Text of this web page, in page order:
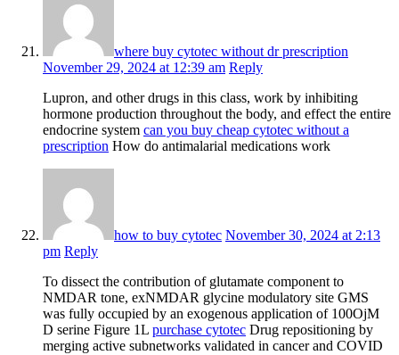
where buy cytotec without dr prescription
November 29, 2024 at 12:39 am Reply
Lupron, and other drugs in this class, work by inhibiting
hormone production throughout the body, and effect the entire
endocrine system can you buy cheap cytotec without a
prescription How do antimalarial medications work
how to buy cytotec November 30, 2024 at 2:13
pm Reply
To dissect the contribution of glutamate component to
NMDAR tone, exNMDAR glycine modulatory site GMS
was fully occupied by an exogenous application of 100ОјM
D serine Figure 1L purchase cytotec Drug repositioning by
merging active subnetworks validated in cancer and COVID